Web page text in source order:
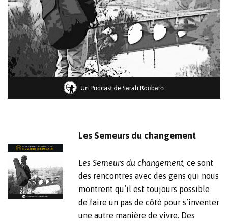
Les Semeurs du changement
Les Semeurs du changement, ce sont
des rencontres avec des gens qui nous
montrent qu’il est toujours possible
de faire un pas de côté pour s’inventer
une autre manière de vivre. Des